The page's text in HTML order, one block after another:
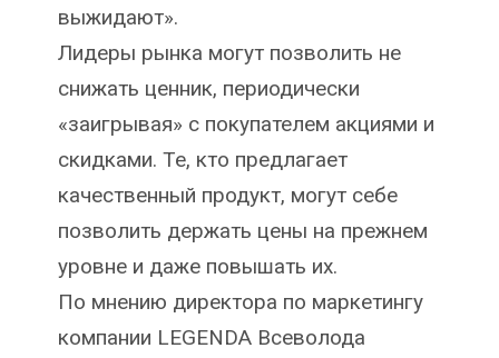
выжидают».
Лидеры рынка могут позволить не
снижать ценник, периодически
«заигрывая» с покупателем акциями и
скидками. Те, кто предлагает
качественный продукт, могут себе
позволить держать цены на прежнем
уровне и даже повышать их.
По мнению директора по маркетингу
компании LEGENDA Всеволода